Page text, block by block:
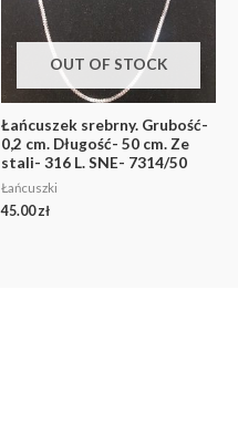
OUT OF STOCK
Łańcuszek srebrny. Grubość-
0,2 cm. Długość- 50 cm. Ze
stali- 316 L. SNE- 7314/50
Łańcuszki
45.00zł